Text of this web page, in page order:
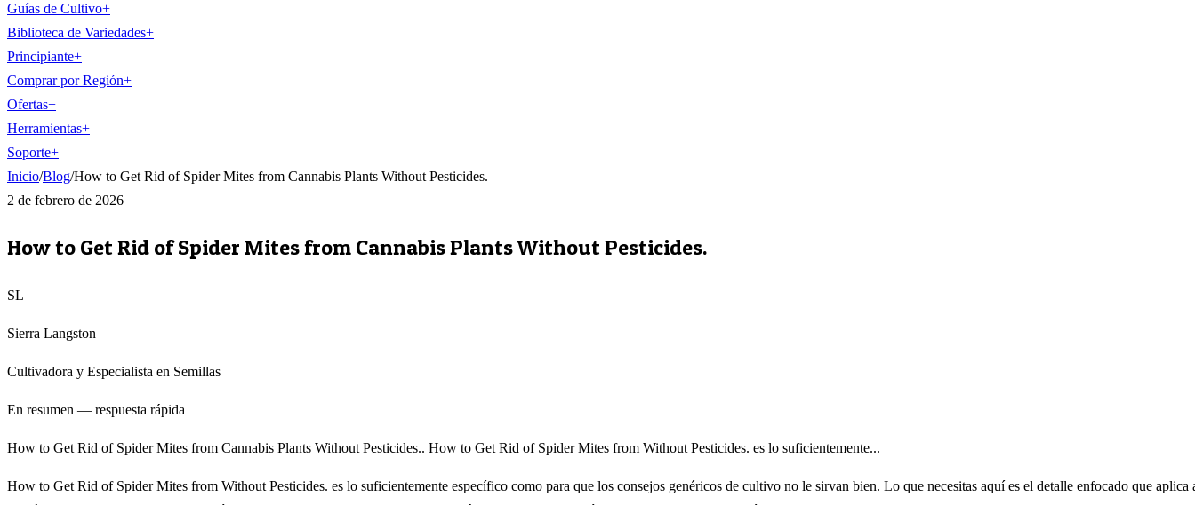
Guías de Cultivo+
Biblioteca de Variedades+
Principiante+
Comprar por Región+
Ofertas+
Herramientas+
Soporte+
Inicio/Blog/How to Get Rid of Spider Mites from Cannabis Plants Without Pesticides.
2 de febrero de 2026
How to Get Rid of Spider Mites from Cannabis Plants Without Pesticides.
SL
Sierra Langston
Cultivadora y Especialista en Semillas
En resumen — respuesta rápida
How to Get Rid of Spider Mites from Cannabis Plants Without Pesticides.. How to Get Rid of Spider Mites from Without Pesticides. es lo suficientemente...
How to Get Rid of Spider Mites from Without Pesticides. es lo suficientemente específico como para que los consejos genéricos de cultivo no le sirvan bien. Lo que necesitas aquí es el detalle enfocado que aplica